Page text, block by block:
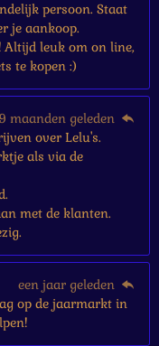
persoon. Staat
je aankoop.
Altijd leuk om on line,
te kopen :)
9 maanden geleden
over Lelu's.
als via de
met de klanten.
een jaar geleden
op de jaarmarkt in